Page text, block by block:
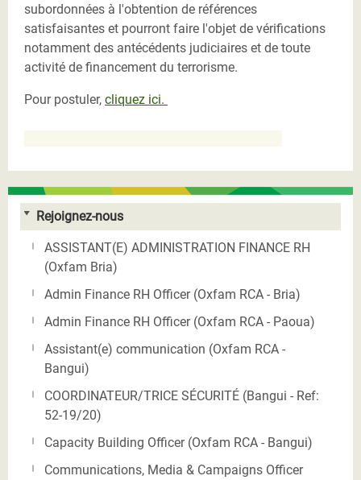
subordonnées à l'obtention de références
satisfaisantes et pourront faire l'objet de vérifications
notamment des antécédents judiciaires et de toute
activité de financement du terrorisme.
Pour postuler, cliquez ici.
Rejoignez-nous
ASSISTANT(E) ADMINISTRATION FINANCE RH
(Oxfam Bria)
Admin Finance RH Officer (Oxfam RCA - Bria)
Admin Finance RH Officer (Oxfam RCA - Paoua)
Assistant(e) communication (Oxfam RCA -
Bangui)
COORDINATEUR/TRICE SÉCURITÉ (Bangui - Ref:
52-19/20)
Capacity Building Officer (Oxfam RCA - Bangui)
Communications, Media & Campaigns Officer